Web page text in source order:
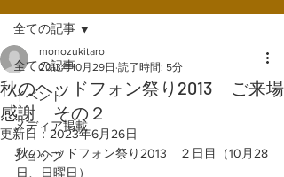
全ての記事
イベント
メディア掲載
ショップ
全ての記事
秋のヘッドフォン祭り2013 ご来場
感謝 その２
monozukitaro
2013年10月29日 読了時間: 5分
更新日： 2023年6月26日
秋のヘッドフォン祭り2013　２日目（10月28
日、日曜日）